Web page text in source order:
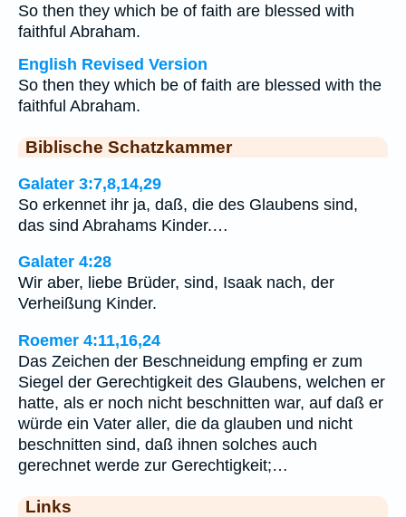
So then they which be of faith are blessed with
faithful Abraham.
English Revised Version
So then they which be of faith are blessed with the
faithful Abraham.
Biblische Schatzkammer
Galater 3:7,8,14,29
So erkennet ihr ja, daß, die des Glaubens sind,
das sind Abrahams Kinder.…
Galater 4:28
Wir aber, liebe Brüder, sind, Isaak nach, der
Verheißung Kinder.
Roemer 4:11,16,24
Das Zeichen der Beschneidung empfing er zum
Siegel der Gerechtigkeit des Glaubens, welchen er
hatte, als er noch nicht beschnitten war, auf daß er
würde ein Vater aller, die da glauben und nicht
beschnitten sind, daß ihnen solches auch
gerechnet werde zur Gerechtigkeit;…
Links